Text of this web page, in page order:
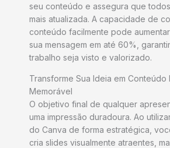
seu conteúdo e assegura que
mais atualizada. A capacidade de
conteúdo facilmente pode
sua mensagem em até 60%,
trabalho seja visto e valorizado.
Transforme Sua Ideia em Conteúdo
Memorável
O objetivo final de qualquer
uma impressão duradoura. Ao
do Canva de forma estratégica,
cria slides visualmente atraentes,